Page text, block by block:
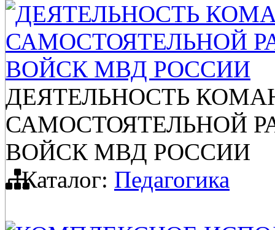
ДЕЯТЕЛЬНОСТЬ
САМОСТОЯТЕЛЬНОЙ
ВОЙСК МВД РОССИИ
ДЕЯТЕЛЬНОСТЬ
САМОСТОЯТЕЛЬНОЙ
ВОЙСК МВД РОССИИ
Каталог: Педагогика